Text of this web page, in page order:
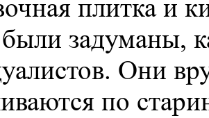
плитка и
задуманы,
Они
по